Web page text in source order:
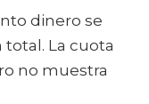
dinero se
La cuota
no muestra